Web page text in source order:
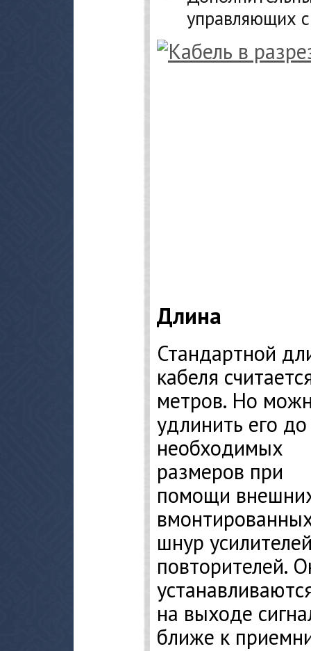
управляющих
Длина
Стандартной
кабеля
метров. Но
удлинить его до
необходимых
размеров при
помощи
шнур
повторителей.
на выходе
ближе к